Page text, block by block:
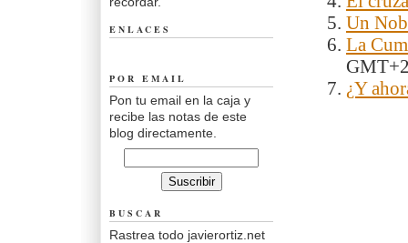
Un
La
¿Y
ENLACES
POR EMAIL
Pon tu email en la caja y
recibe las notas de este
blog directamente.
BUSCAR
Rastrea todo javierortiz.net